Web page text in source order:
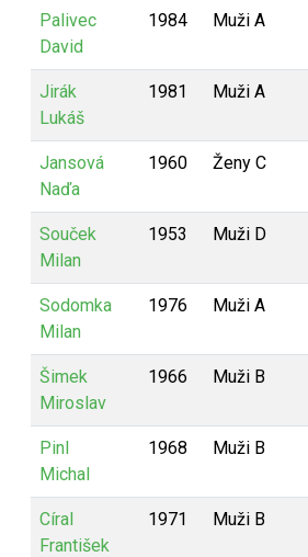
Palivec
David
1984 Muži A
Jirák
Lukáš
1981 Muži A
Jansová
Naďa
1960 Ženy C
Souček
Milan
1953 Muži D
Sodomka
Milan
1976 Muži A
Šimek
Miroslav
1966 Muži B
Pinl
Michal
1968 Muži B
Círal
František
1971 Muži B